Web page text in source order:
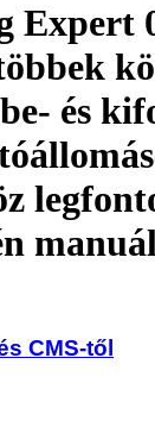
Expert
és
CMS-től